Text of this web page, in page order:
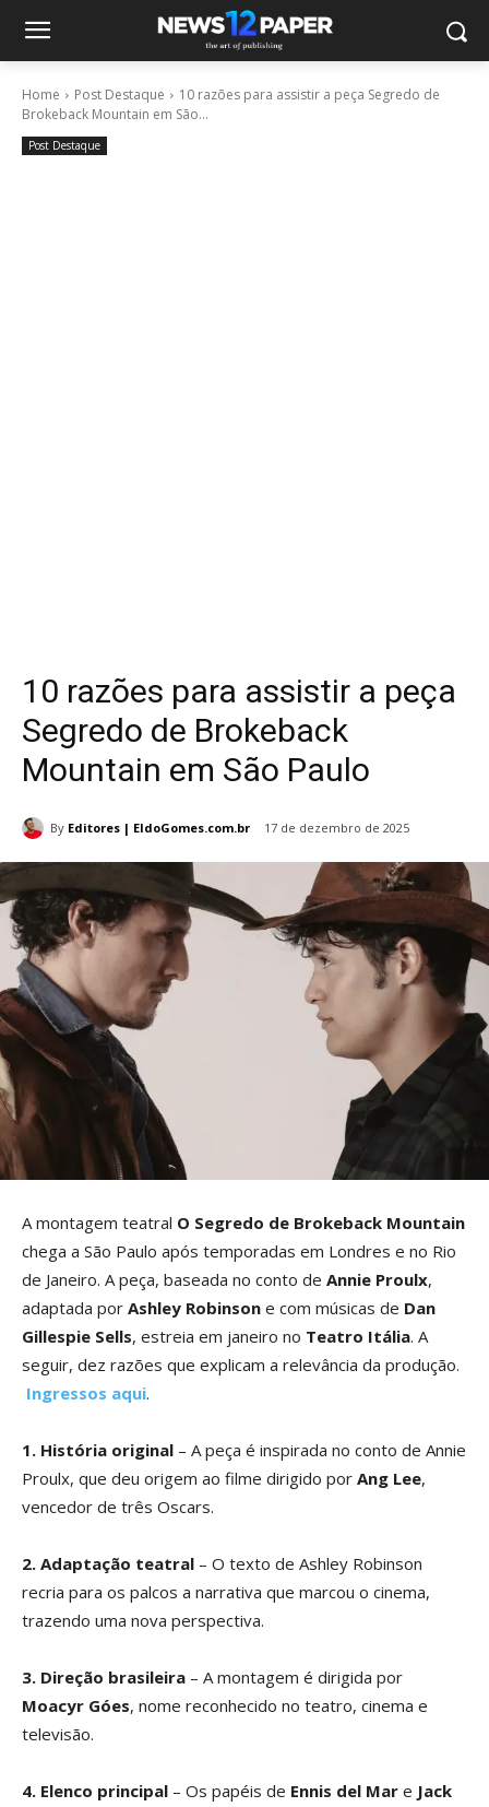
Home Post Destaque
10 razões para assistir a peça Segredo de
Brokeback Mountain em São...
Post Destaque
10 razões para assistir a peça
Segredo de Brokeback
Mountain em São Paulo
By Editores | EldoGomes.com.br 17 de dezembro de 2025
A montagem teatral O Segredo de Brokeback Mountain
chega a São Paulo após temporadas em Londres e no Rio
de Janeiro. A peça, baseada no conto de Annie Proulx,
adaptada por Ashley Robinson e com músicas de Dan
Gillespie Sells, estreia em janeiro no Teatro Itália. A
seguir, dez razões que explicam a relevância da produção.
Ingressos aqui.
1. História original – A peça é inspirada no conto de Annie
Proulx, que deu origem ao filme dirigido por Ang Lee,
vencedor de três Oscars.
2. Adaptação teatral – O texto de Ashley Robinson
recria para os palcos a narrativa que marcou o cinema,
trazendo uma nova perspectiva.
3. Direção brasileira – A montagem é dirigida por
Moacyr Góes, nome reconhecido no teatro, cinema e
televisão.
4. Elenco principal – Os papéis de Ennis del Mar e Jack